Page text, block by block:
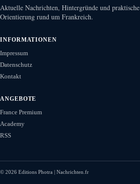
Aktuelle Nachrichten, Hintergründe und praktische
Orientierung rund um Frankreich.
INFORMATIONEN
Impressum
Datenschutz
Kontakt
ANGEBOTE
France Premium
Academy
RSS
© 2026 Editions Photra | Nachrichten.fr